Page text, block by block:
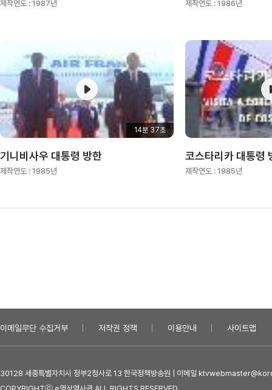
제작연도 : 1987년 제작연도 : 1986년
14분 37초
기니비사우 대통령 방한
제작연도 : 1985년
코스타리카 대통령
제작연도 : 1985년
이메일무단 수집거부 저작권 정책 이용안내 사이트맵
30128 세종특별자치시 정부2청사로 13 한국정책방송원 | 이메일